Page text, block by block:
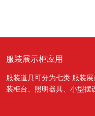
服装展示柜应用
服装道具可分为七类:服装
装柜台、照明器具、小型摆